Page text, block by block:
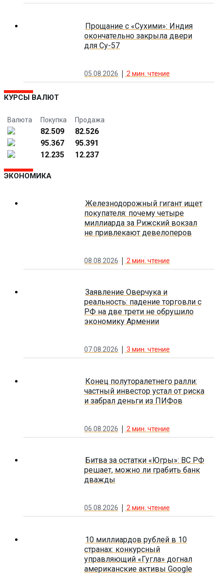
Прощание с «Сухими»: Индия
окончательно закрыла двери
для Су-57
05.08.2026 2мин. чтение
КУРСЫ ВАЛЮТ
Валюта Покупка Продажа
82.509
82.526
95.367
95.391
12.235
12.237
ЭКОНОМИКА
Железнодорожный гигант ищет
покупателя: почему четыре
миллиарда за Рижский вокзал
не привлекают девелоперов
08.08.2026 2 мин. чтение
Заявление Оверчука и
реальность: падение торговли с
РФ на две трети не обрушило
экономику Армении
07.08.2026 3 мин. чтение
Конец полуторалетнего ралли:
частный инвестор устал от риска
и забрал деньги из ПИФов
06.08.2026 2 мин. чтение
Битва за остатки «Югры»: ВС РФ
решает, можно ли грабить банк
дважды
05.08.2026 2мин. чтение
10 миллиардов рублей в 10
странах: конкурсный
управляющий «Гугла» догнал
американские активы Google